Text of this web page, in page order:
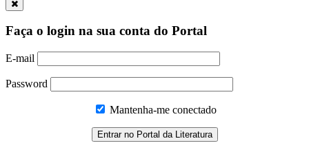
Faça o login na sua conta do Portal
E-mail
Password
Mantenha-me conectado